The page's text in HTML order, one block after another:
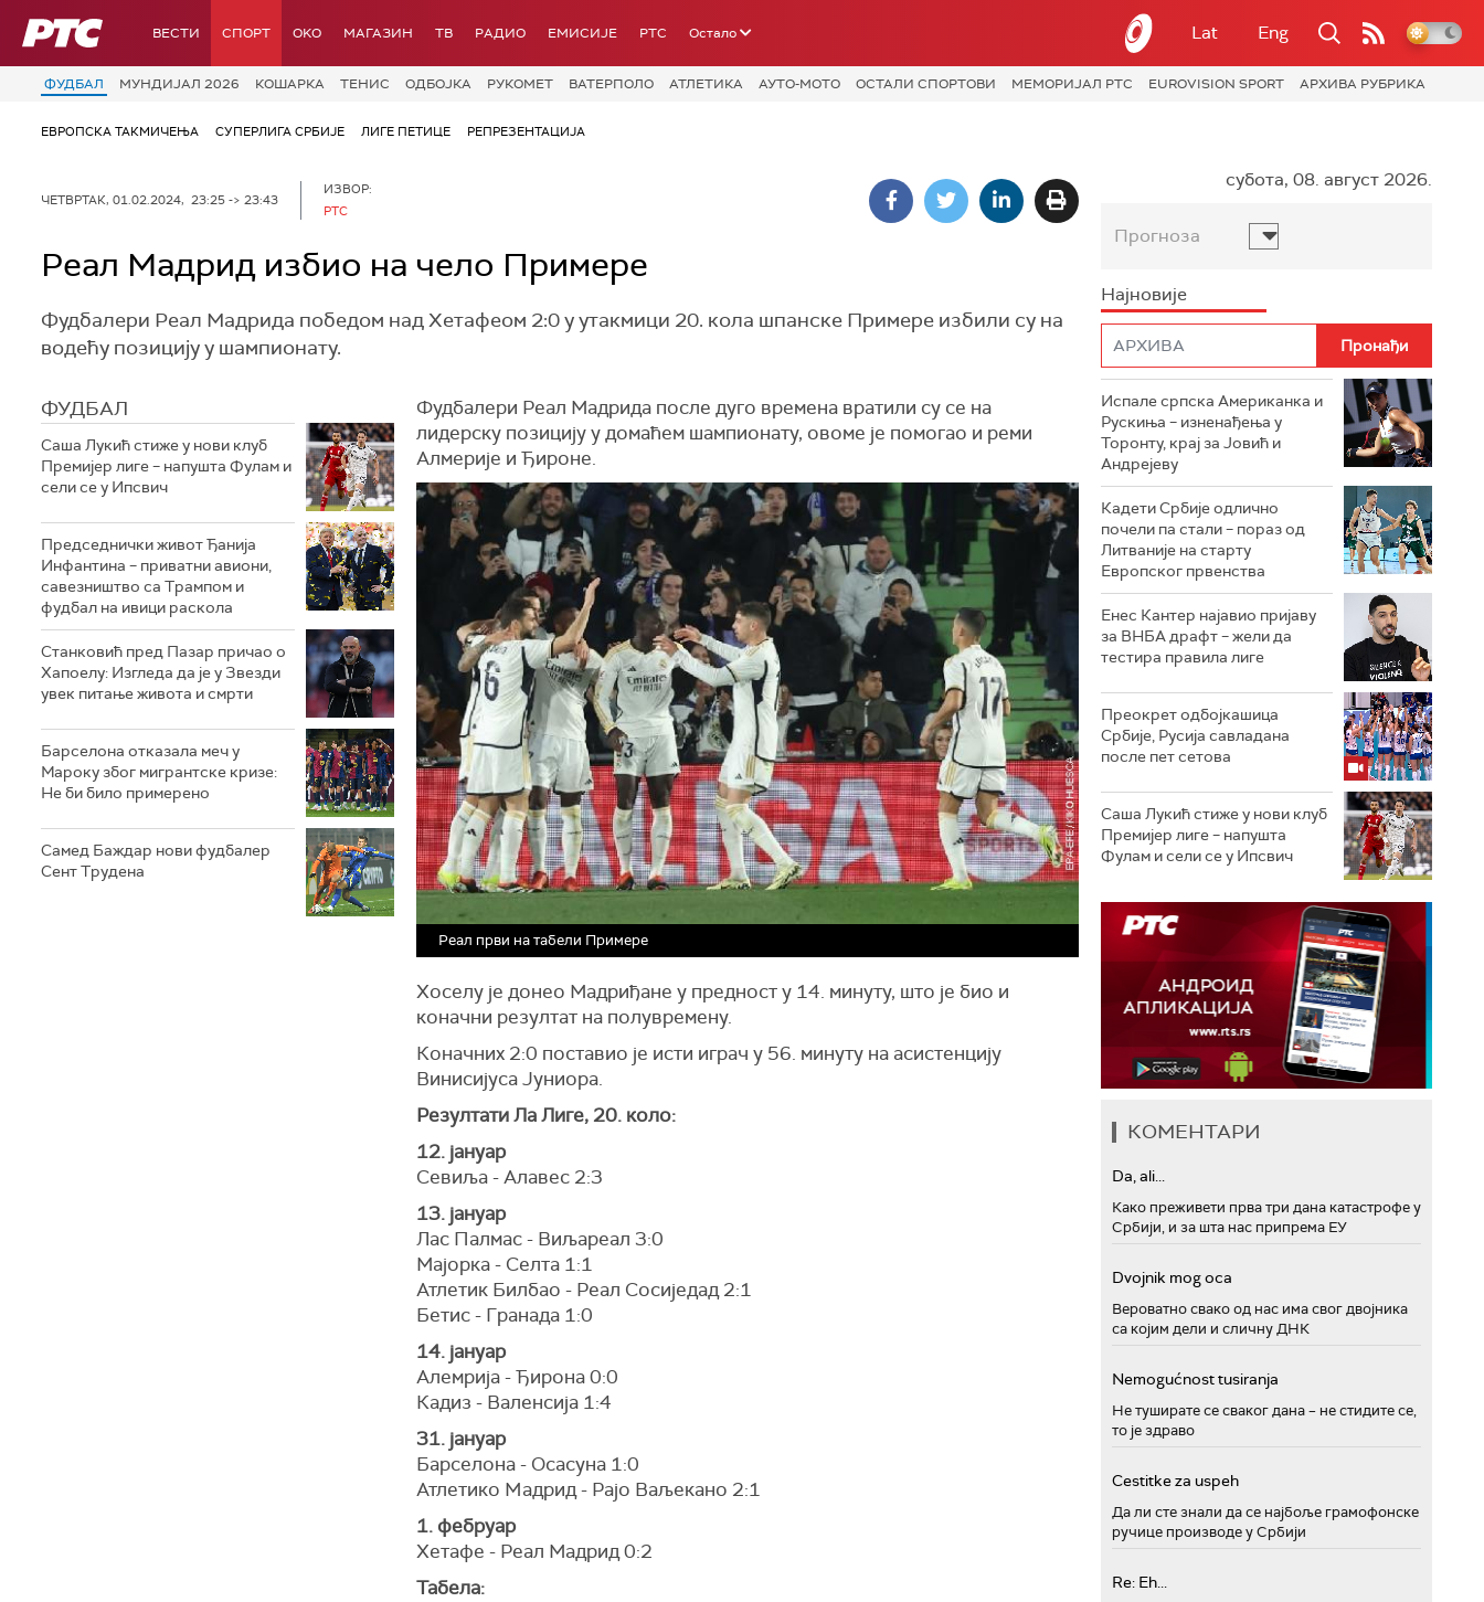
РТС ВЕСТИ СПОРТ OKO МАГАЗИН ТВ РАДИО ЕМИСИЈЕ РТС Остало Lat Eng
ФУДБАЛ МУНДИЈАЛ 2026 КОШАРКА ТЕНИС ОДБОЈКА РУКОМЕТ ВАТЕРПОЛО АТЛЕТИКА АУТО-МОТО ОСТАЛИ СПОРТОВИ МЕМОРИЈАЛ РТС EUROVISION SPORT АРХИВА РУБРИКА
ЕВРОПСКА ТАКМИЧЕЊА СУПЕРЛИГА СРБИЈЕ ЛИГЕ ПЕТИЦЕ РЕПРЕЗЕНТАЦИЈА
ЧЕТВРТАК, 01.02.2024, 23:25 -> 23:43
ИЗВОР:
РТС
Реал Мадрид избио на чело Примере
Фудбалери Реал Мадрида победом над Хетафеом 2:0 у утакмици 20. кола шпанске Примере избили су на
водећу позицију у шампионату.
ФУДБАЛ
Саша Лукић стиже у нови клуб
Премијер лиге – напушта Фулам и
сели се у Ипсвич
Председнички живот Ђанија
Инфантина – приватни авиони,
савезништво са Трампом и
фудбал на ивици раскола
Станковић пред Пазар причао о
Хапоелу: Изгледа да је у Звезди
увек питање живота и смрти
Барселона отказала меч у
Мароку због мигрантске кризе:
Не би било примерено
Самед Баждар нови фудбалер
Сент Трудена
Фудбалери Реал Мадрида после дуго времена вратили су се на
лидерску позицију у домаћем шампионату, овоме је помогао и реми
Алмерије и Ђироне.
Реал први на табели Примере
Хоселу је донео Мадриђане у предност у 14. минуту, што је био и
коначни резултат на полувремену.
Коначних 2:0 поставио је исти играч у 56. минуту на асистенцију
Винисијуса Јуниора.
Резултати Ла Лиге, 20. коло:
12. јануар
Севиља - Алавес 2:3
13. јануар
Лас Палмас - Виљареал 3:0
Мајорка - Селта 1:1
Атлетик Билбао - Реал Сосиједад 2:1
Бетис - Гранада 1:0
14. јануар
Алемрија - Ђирона 0:0
Кадиз - Валенсија 1:4
31. јануар
Барселона - Осасуна 1:0
Атлетико Mадрид - Рајо Ваљекано 2:1
1. фебруар
Хетафе - Реал Мадрид 0:2
Табела:
субота, 08. август 2026.
Прогноза
Најновије
Испале српска Американка и
Рускиња – изненађења у
Торонту, крај за Јовић и
Андрејеву
Кадети Србије одлично
почели па стали – пораз од
Литваније на старту
Европског првенства
Енес Кантер најавио пријаву
за ВНБА драфт – жели да
тестира правила лиге
Преокрет одбојкашица
Србије, Русија савладана
после пет сетова
Саша Лукић стиже у нови клуб
Премијер лиге – напушта
Фулам и сели се у Ипсвич
КОМЕНТАРИ
Da, ali...
Како преживети прва три дана катастрофе у
Србији, и за шта нас припрема ЕУ
Dvojnik mog oca
Вероватно свако од нас има свог двојника
са којим дели и сличну ДНК
Nemogućnost tusiranja
Не туширате се сваког дана – не стидите се,
то је здраво
Cestitke za uspeh
Да ли сте знали да се најбоље грамофонске
ручице производе у Србији
Re: Eh...